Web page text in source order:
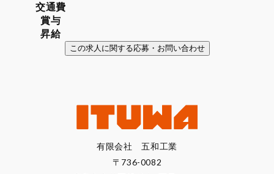
交通費
賞与
昇給
有限会社 五和工業
〒736-0082